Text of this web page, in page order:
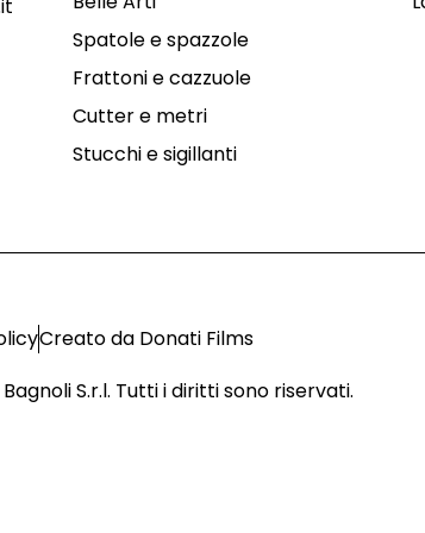
Spatole e spazzole
Frattoni e cazzuole
Cutter e metri
Stucchi e sigillanti
Creato da Donati Films
S.r.l. Tutti i diritti sono riservati.